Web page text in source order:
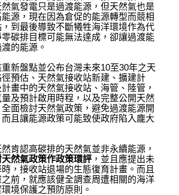
氣發電只是過渡能源，但天然氣也是
源，現在因為倉促的能源轉型而競相
到最後導致不斷犧牲海洋環境作為代
零碳排目標可能無法達成 ，卻讓過渡能
的能源。
新盤點並公布台灣未來10至30年之天
預估、天然氣接收站新建、擴建計
畫中的天然氣接收站、海管、陸管，
及預計啟用時程，以及完整公開天然
全面檢討天然氣政策 ，避免過渡能源開
且讓能源政策可能致使政府陷入龐大
肯認高碳排的天然氣並非永續能源，
天然氣政策作政策環評 ，並且應提出未
，接收站退場的生態復育計畫。而且
前，就應該健全調查周遭相關的海洋
境保護之預防原則 。